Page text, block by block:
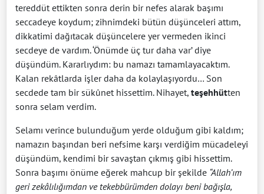
tereddüt ettikten sonra derin bir nefes alarak başımı
seccadeye koydum; zihnimdeki bütün düşünceleri attım,
dikkatimi dağıtacak düşüncelere yer vermeden ikinci
secdeye de vardım. ‘Önümde üç tur daha var’ diye
düşündüm. Kararlıydım: bu namazı tamamlayacaktım.
Kalan rekâtlarda işler daha da kolaylaşıyordu… Son
secdede tam bir sükûnet hissettim. Nihayet, teşehhütten
sonra selam verdim.
Selamı verince bulunduğum yerde olduğum gibi kaldım;
namazın başından beri nefsime karşı verdiğim mücadeleyi
düşündüm, kendimi bir savaştan çıkmış gibi hissettim.
Sonra başımı önüme eğerek mahcup bir şekilde “Allah’ım
geri zekâlılığımdan ve tekebbürümden dolayı beni bağışla,